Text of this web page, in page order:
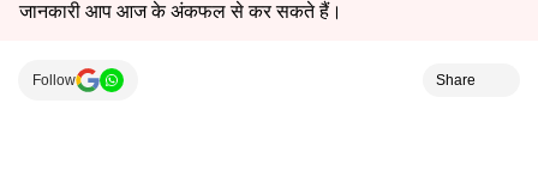
जानकारी आप आज के अंकफल से कर सकते हैं।
Follow Share